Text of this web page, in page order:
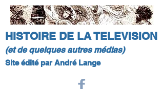
HISTOIRE DE LA TELEVISION
(et de quelques autres médias)
Site édité par André Lange